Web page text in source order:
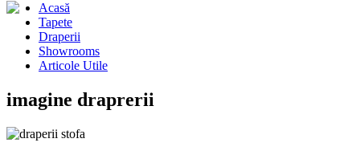
Acasă
Tapete
Draperii
Showrooms
Articole Utile
imagine draprerii